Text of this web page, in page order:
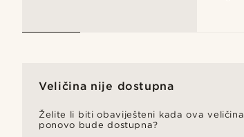
Veličina nije dostupna
Želite li biti obaviješteni kada ova veličina
ponovo bude dostupna?